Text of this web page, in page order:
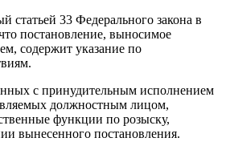
статьей 33 Федерального закона в
постановление, выносимое
содержит указание по
с принудительным исполнением
должностным лицом,
функции по розыску,
вынесенного постановления.